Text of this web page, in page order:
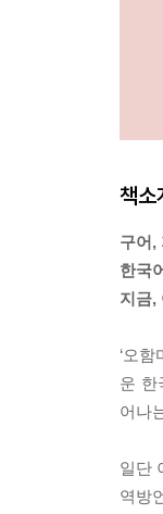
책소
구어,
한국
지금,
‘오
운 한
어나
일단
역방